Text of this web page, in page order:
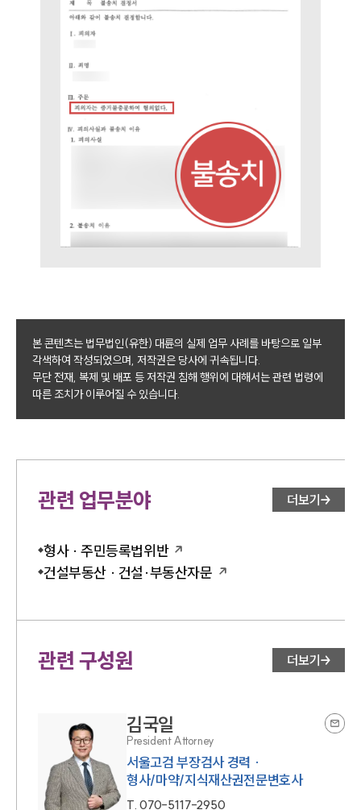
본 콘텐츠는 법무법인(유한) 대륜의 실제 업무 사례를 바탕으로 일부
각색하여 작성되었으며, 저작권은 당사에 귀속됩니다.
무단 전재, 복제 및 배포 등 저작권 침해 행위에 대해서는 관련 법령에
따른 조치가 이루어질 수 있습니다.
관련 업무분야 더보기
형사 · 주민등록법위반
건설부동산 · 건설·부동산자문
관련 구성원 더보기
김국일
President Attorney
서울고검 부장검사 경력 ·
형사/마약/지식재산권전문변호사
T.070-5117-2950